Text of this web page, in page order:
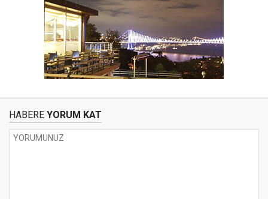
HABERE YORUM KAT